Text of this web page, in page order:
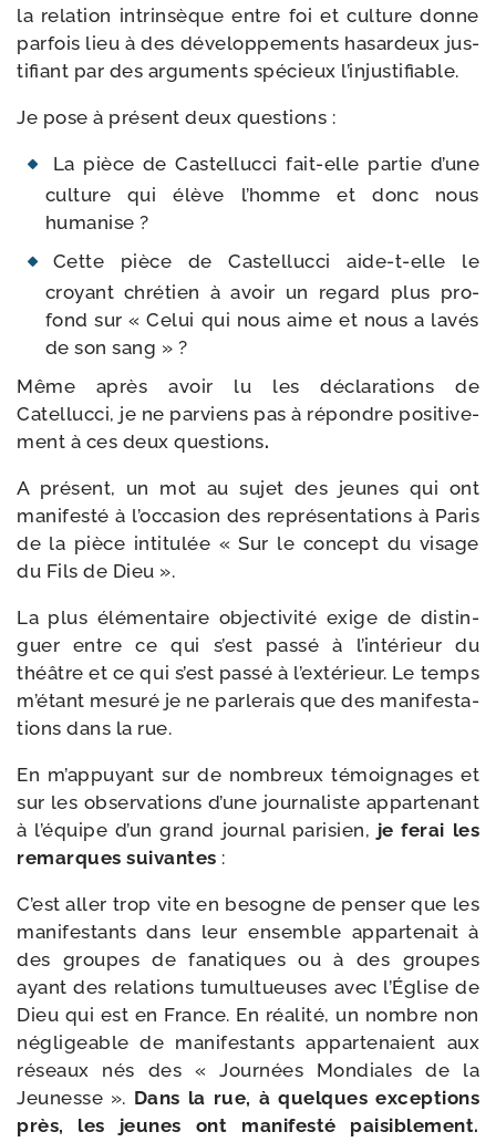
la rela­tion intrin­sèque entre foi et culture donne
par­fois lieu à des déve­lop­pe­ments hasar­deux jus­
ti­fiant par des argu­ments spé­cieux l’injustifiable.
Je pose à pré­sent deux questions :
La pièce de Castellucci fait-​elle par­tie d’une
culture qui élève l’homme et donc nous
humanise ?
Cette pièce de Castellucci aide-​t-​elle le
croyant chré­tien à avoir un regard plus pro­
fond sur « Celui qui nous aime et nous a lavés
de son sang » ?
Même après avoir lu les décla­ra­tions de
Catellucci, je ne par­viens pas à répondre posi­ti­ve­
ment à ces deux ques­tions.
A pré­sent, un mot au sujet des jeunes qui ont
mani­fes­té à l’occasion des repré­sen­ta­tions à Paris
de la pièce inti­tu­lée « Sur le concept du visage
du Fils de Dieu ».
La plus élé­men­taire objec­ti­vi­té exige de dis­tin­
guer entre ce qui s’est pas­sé à l’intérieur du
théâtre et ce qui s’est pas­sé à l’extérieur. Le temps
m’étant mesu­ré je ne par­le­rais que des mani­fes­ta­
tions dans la rue.
En m’appuyant sur de nom­breux témoi­gnages et
sur les obser­va­tions d’une jour­na­liste appar­te­nant
à l’équipe d’un grand jour­nal pari­sien, je ferai les
remarques sui­vantes :
C’est aller trop vite en besogne de pen­ser que les
mani­fes­tants dans leur ensemble appar­te­nait à
des groupes de fana­tiques ou à des groupes
ayant des rela­tions tumul­tueuses avec l’Église de
Dieu qui est en France. En réa­li­té, un nombre non
négli­geable de mani­fes­tants appar­te­naient aux
réseaux nés des « Journées Mondiales de la
Jeunesse ». Dans la rue, à quelques excep­tions
près, les jeunes ont mani­fes­té pai­si­ble­ment.